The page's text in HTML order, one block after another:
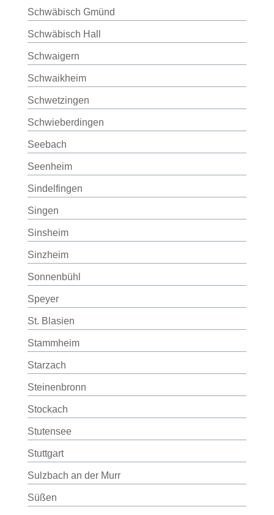
Schwäbisch Gmünd
Schwäbisch Hall
Schwaigern
Schwaikheim
Schwetzingen
Schwieberdingen
Seebach
Seenheim
Sindelfingen
Singen
Sinsheim
Sinzheim
Sonnenbühl
Speyer
St. Blasien
Stammheim
Starzach
Steinenbronn
Stockach
Stutensee
Stuttgart
Sulzbach an der Murr
Süßen